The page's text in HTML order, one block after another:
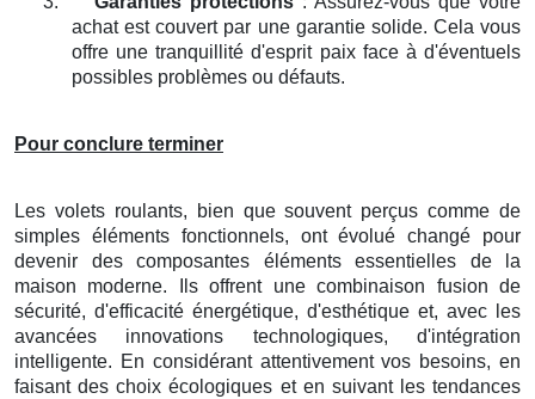
achat est couvert par une garantie solide. Cela vous
offre une tranquillité d'esprit paix face à d'éventuels
possibles problèmes ou défauts.
Pour conclure terminer
Les volets roulants, bien que souvent perçus comme de
simples éléments fonctionnels, ont évolué changé pour
devenir des composantes éléments essentielles de la
maison moderne. Ils offrent une combinaison fusion de
sécurité, d'efficacité énergétique, d'esthétique et, avec les
avancées innovations technologiques, d'intégration
intelligente. En considérant attentivement vos besoins, en
faisant des choix écologiques et en suivant les tendances